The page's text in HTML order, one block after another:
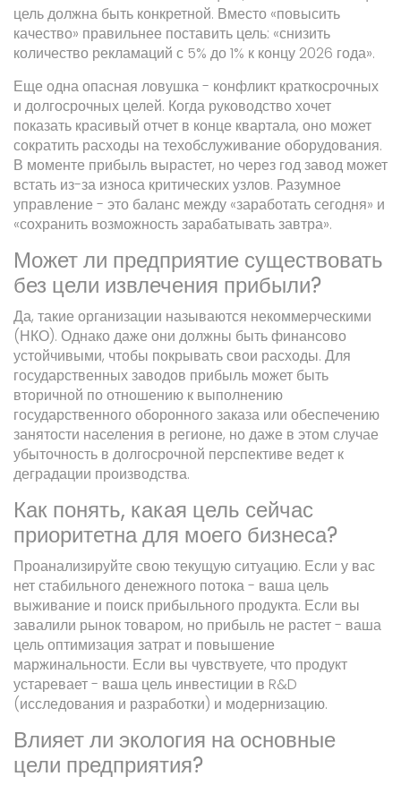
цель должна быть конкретной. Вместо «повысить
качество» правильнее поставить цель: «снизить
количество рекламаций с 5% до 1% к концу 2026 года».
Еще одна опасная ловушка - конфликт краткосрочных
и долгосрочных целей. Когда руководство хочет
показать красивый отчет в конце квартала, оно может
сократить расходы на техобслуживание оборудования.
В моменте прибыль вырастет, но через год завод может
встать из-за износа критических узлов. Разумное
управление - это баланс между «заработать сегодня» и
«сохранить возможность зарабатывать завтра».
Может ли предприятие существовать
без цели извлечения прибыли?
Да, такие организации называются некоммерческими
(НКО). Однако даже они должны быть финансово
устойчивыми, чтобы покрывать свои расходы. Для
государственных заводов прибыль может быть
вторичной по отношению к выполнению
государственного оборонного заказа или обеспечению
занятости населения в регионе, но даже в этом случае
убыточность в долгосрочной перспективе ведет к
деградации производства.
Как понять, какая цель сейчас
приоритетна для моего бизнеса?
Проанализируйте свою текущую ситуацию. Если у вас
нет стабильного денежного потока - ваша цель
выживание и поиск прибыльного продукта. Если вы
завалили рынок товаром, но прибыль не растет - ваша
цель оптимизация затрат и повышение
маржинальности. Если вы чувствуете, что продукт
устаревает - ваша цель инвестиции в R&D
(исследования и разработки) и модернизацию.
Влияет ли экология на основные
цели предприятия?